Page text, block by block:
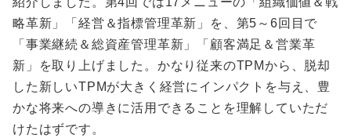
略革新」「経営＆指標管理革新」を、第5～6回目で
「事業継続＆総資産管理革新」「顧客満足＆営業革
新」を取り上げました。かなり従来のTPMから、脱却
した新しいTPMが大きく経営にインパクトを与え、豊
かな将来への導きに活用できることを理解していただ
けたはずです。